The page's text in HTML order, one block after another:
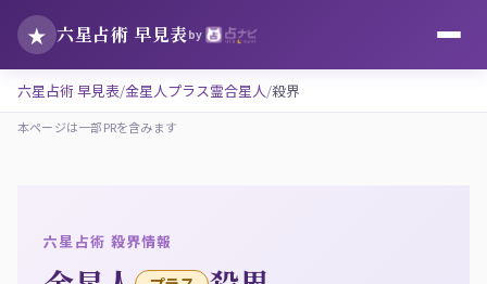
★ 六星占術 早見表by
六星占術 早見表 金星人プラス霊合星人 殺界
本ページは一部PRを含みます
六星占術 殺界情報